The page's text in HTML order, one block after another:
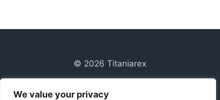
We value your privacy
© 2026 Titaniarex